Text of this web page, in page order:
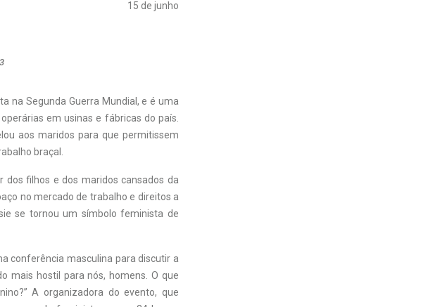
15 de junho
na Segunda Guerra Mundial, e é uma
em usinas e fábricas do país.
aos maridos para que permitissem
braçal.
dos filhos e dos maridos cansados da
no mercado de trabalho e direitos a
se tornou um símbolo feminista de
conferência masculina para discutir a
mais hostil para nós, homens. O que
A organizadora do evento, que